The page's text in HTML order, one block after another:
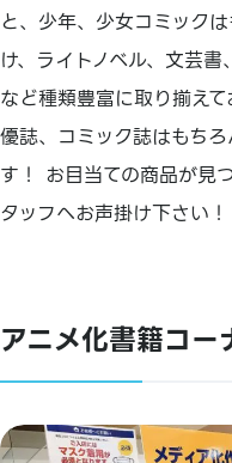
と、少年、少女コミック
け、ライトノベル、文芸
など種類豊富に取り揃え
優誌、コミック誌はもち
す！ お目当ての商品が見
タッフへお声掛け下さい！
アニメ化書籍コー